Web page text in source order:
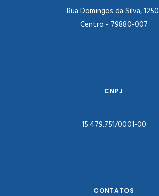
Rua Domingos da Silva, 1250
Centro - 79880-007
CNPJ
15.479.751/0001-00
CONTATOS